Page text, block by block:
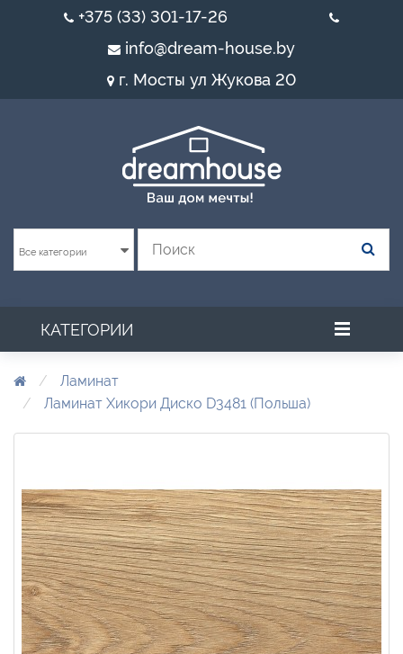
+375 (33) 301-17-26
info@dream-house.by
г. Мосты ул Жукова 20
Все категории
КАТЕГОРИИ
Ламинат
Ламинат Хикори Диско D3481 (Польша)